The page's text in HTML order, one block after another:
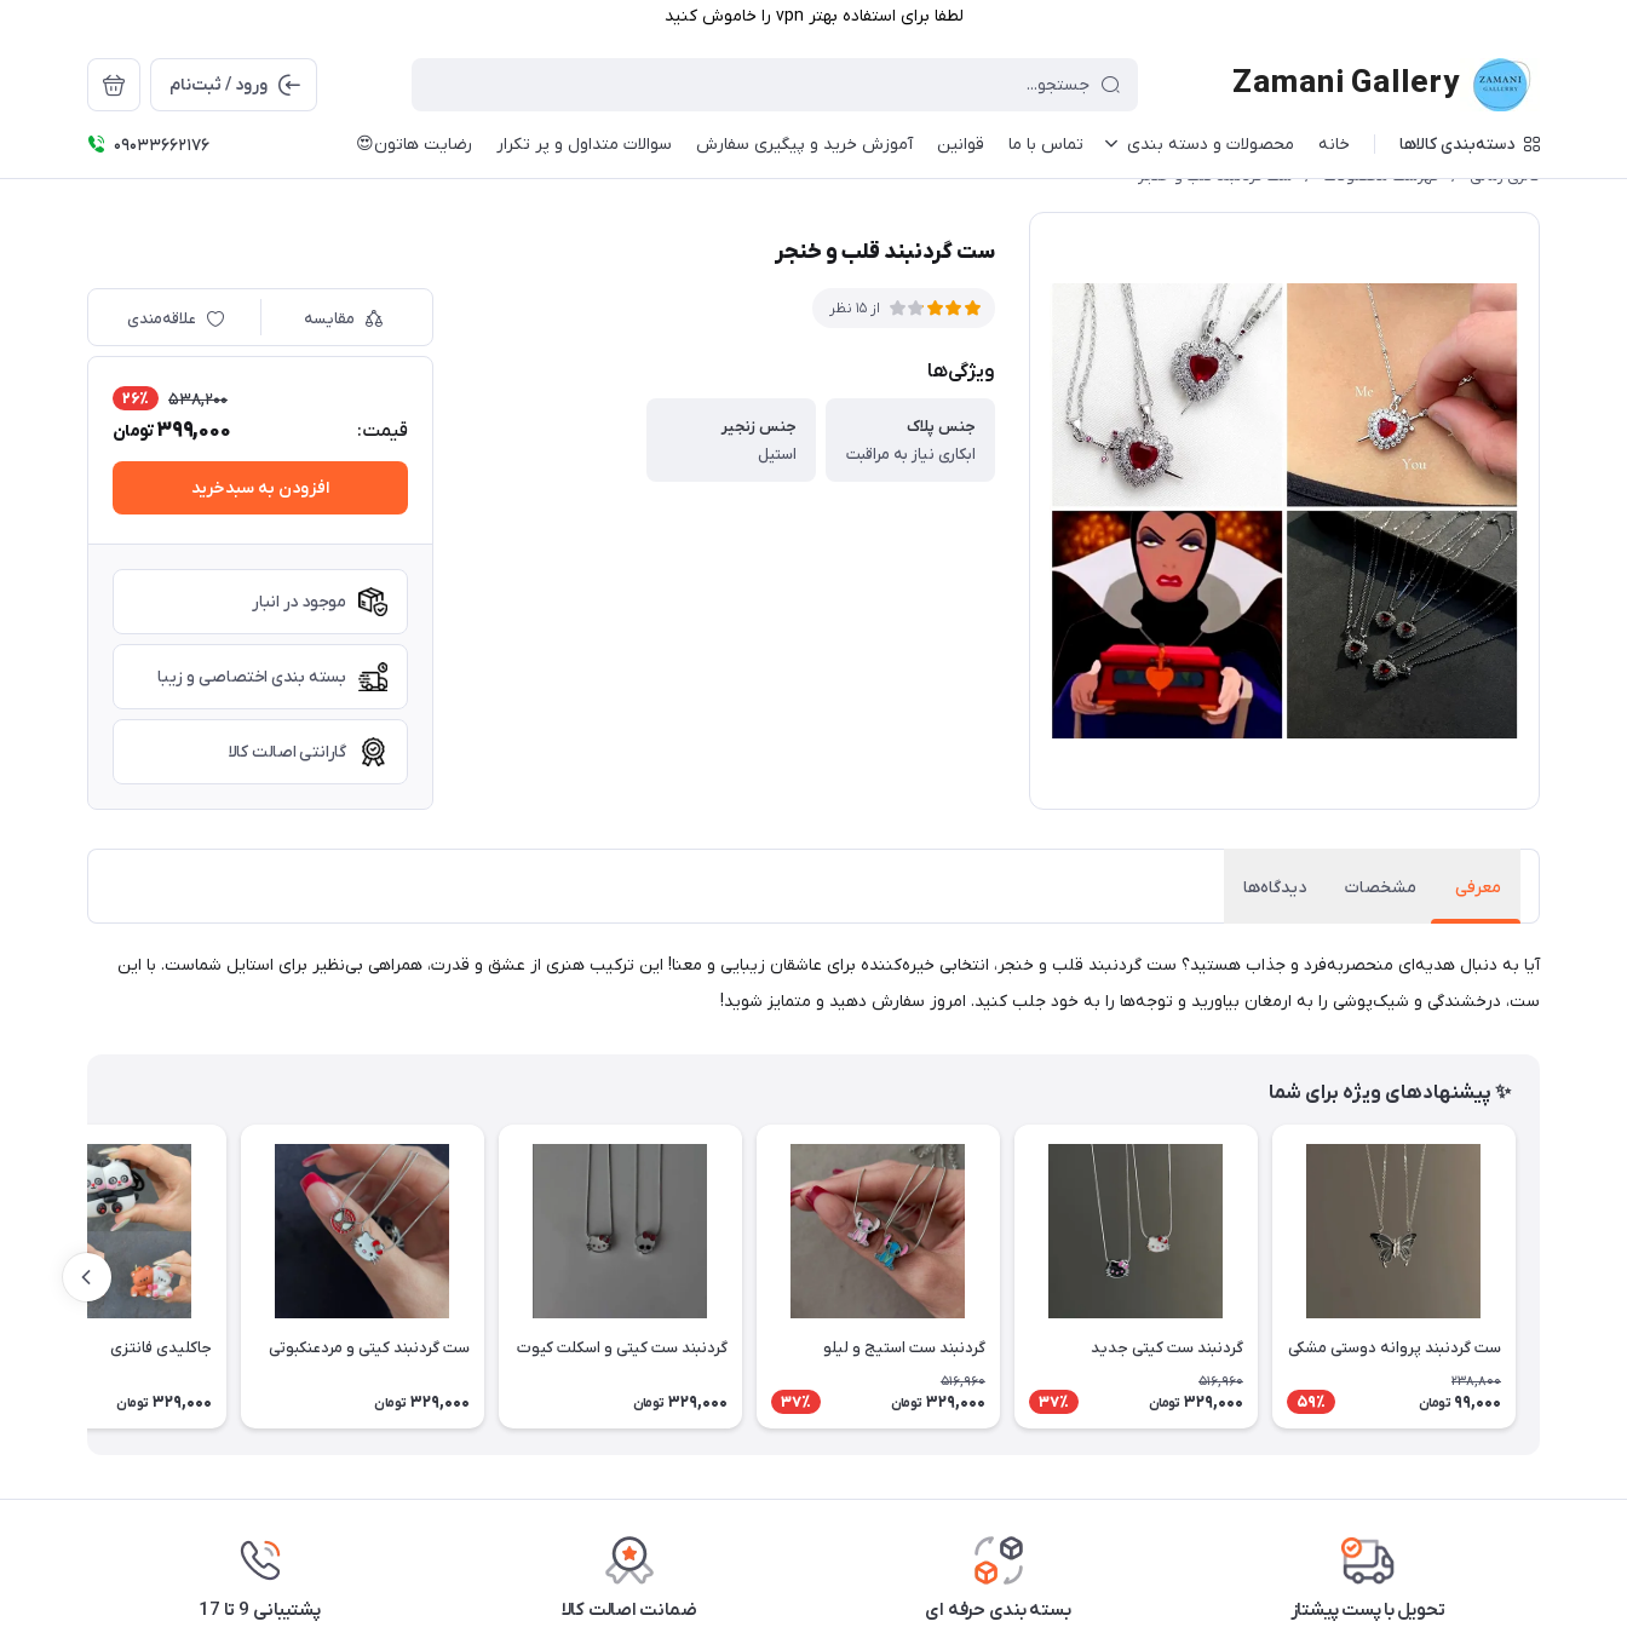
لطفا برای استفاده بهتر vpn را خاموش کنید
Zamani Gallery ورود / ثبت‌نام
دسته‌بندی کالاها خانه محصولات و دسته بندی تماس با ما قوانین آموزش خرید و پیگیری سفارش سوالات متداول و پر تکرار رضایت هاتون😍 09033662176
گالری زمانی / فهرست محصولات / ست گردنبند قلب و خنجر
ست گردنبند قلب و خنجر
از 15 نظر
ویژگی‌ها
جنس پلاک
ابکاری نیاز به مراقبت
جنس زنجیر
استیل
مقایسه علاقه‌مندی
قیمت:
538,200 26٪
399,000تومان
افزودن به سبدخرید
موجود در انبار
بسته بندی اختصاصی و زیبا
گارانتی اصالت کالا
معرفی مشخصات دیدگاه‌ها
آیا به دنبال هدیه‌ای منحصر‌به‌فرد و جذاب هستید؟ ست گردنبند قلب و خنجر، انتخابی خیره‌کننده برای عاشقان زیبایی و معنا! این ترکیب هنری از عشق و قدرت، همراهی بی‌نظیر برای استایل شماست. با این
ست، درخشندگی و شیک‌پوشی را به ارمغان بیاورید و توجه‌ها را به خود جلب کنید. امروز سفارش دهید و متمایز شوید!
✨ پیشنهادهای ویژه برای شما
ست گردنبند پروانه دوستی مشکی
238,800
99,000 تومان 59٪
گردنبند ست کیتی جدید
516,960
329,000 تومان 37٪
گردنبند ست استیج و لیلو
516,960
329,000 تومان 37٪
گردنبند ست کیتی و اسکلت کیوت
329,000 تومان
ست گردنبند کیتی و مردعنکبوتی
329,000 تومان
جاکلیدی فانتزی
329,000 تومان
تحویل با پست پیشتاز بسته بندی حرفه ای ضمانت اصالت کالا پشتیبانی 9 تا 17